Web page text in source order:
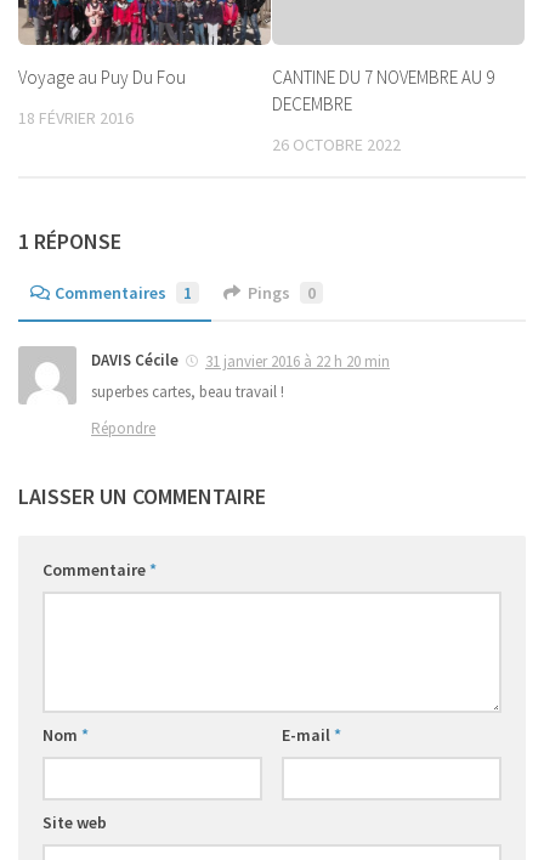
Voyage au Puy Du Fou
18 FÉVRIER 2016
CANTINE DU 7 NOVEMBRE AU 9
DECEMBRE
26 OCTOBRE 2022
1 RÉPONSE
Commentaires 1 Pings 0
DAVIS Cécile
31 janvier 2016 à 22 h 20 min
superbes cartes, beau travail !
Répondre
LAISSER UN COMMENTAIRE
Commentaire*
Nom * E-mail*
Site web